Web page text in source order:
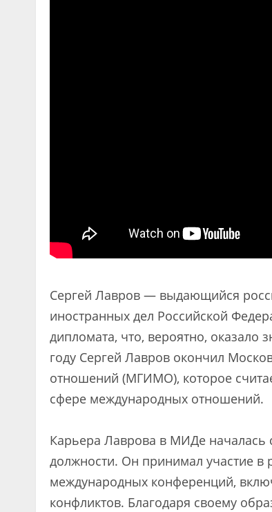
Сергей Лавров — выдающийся
иностранных дел Российской
дипломата, что, вероятно, оказало
году Сергей Лавров окончил
отношений (МГИМО), которое
сфере международных отношений.
Карьера Лаврова в МИДе началась
должности. Он принимал участие в
международных конференций,
конфликтов. Благодаря своему